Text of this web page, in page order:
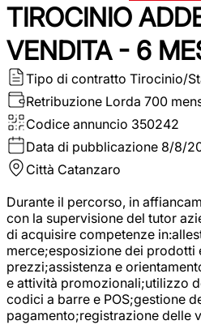
TIROCINIO
VENDITA - 6
Tipo di contratto Tirocinio/
Retribuzione Lorda 700
Codice annuncio 350242
Data di pubblicazione 8/8/
Città Catanzaro
Durante il percorso, in
con la supervisione del tutor
di acquisire competenze
merce;esposizione dei prodotti
prezzi;assistenza e
e attività promozionali;utilizzo
codici a barre e POS;gestione
pagamento;registrazione delle